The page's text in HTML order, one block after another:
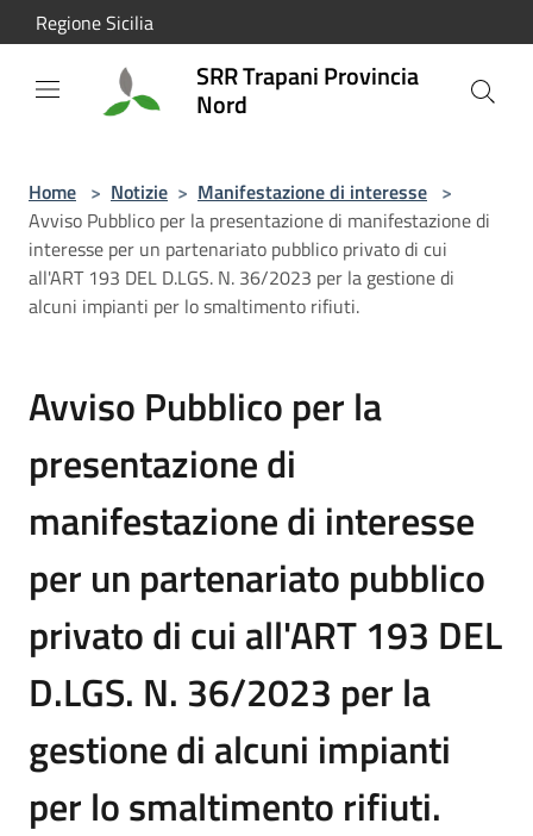
Salta al contenuto principale
Regione Sicilia
SRR Trapani Provincia
Nord
Home > Notizie > Manifestazione di interesse >
Avviso Pubblico per la presentazione di manifestazione di
interesse per un partenariato pubblico privato di cui
all'ART 193 DEL D.LGS. N. 36/2023 per la gestione di
alcuni impianti per lo smaltimento rifiuti.
Avviso Pubblico per la
presentazione di
manifestazione di interesse
per un partenariato pubblico
privato di cui all'ART 193 DEL
D.LGS. N. 36/2023 per la
gestione di alcuni impianti
per lo smaltimento rifiuti.